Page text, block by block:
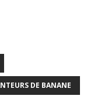
DE BANANE